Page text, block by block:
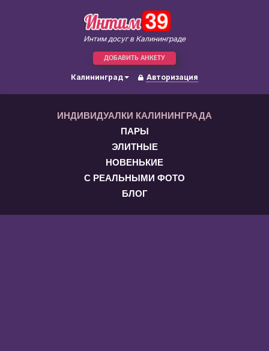
Интим досуг в Калининграде
ДОБАВИТЬ АНКЕТУ
Калининград Авторизация
ИНДИВИДУАЛКИ КАЛИНИНГРАДА
ПАРЫ
ЭЛИТНЫЕ
НОВЕНЬКИЕ
С РЕАЛЬНЫМИ ФОТО
БЛОГ